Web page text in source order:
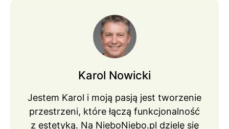
Karol Nowicki
Jestem Karol i moją pasją jest tworzenie
przestrzeni, które łączą funkcjonalność
z estetyką. Na NieboNiebo.pl dzielę się